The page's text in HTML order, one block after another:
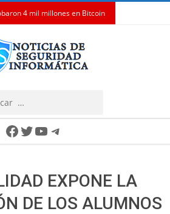
4 mil millones en Bitcoin
Facebook
Twitter
YouTube
Telegram
EXPONE LA
DE LOS ALUMNOS